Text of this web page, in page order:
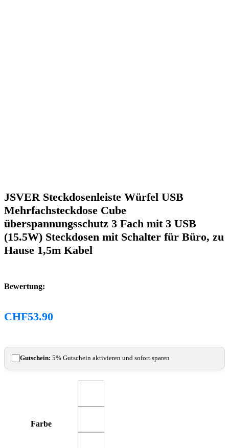
JSVER Steckdosenleiste Würfel USB
Mehrfachsteckdose Cube
überspannungsschutz 3 Fach mit 3 USB
(15.5W) Steckdosen mit Schalter für Büro, zu
Hause 1,5m Kabel
Bewertung:
CHF53.90
Gutschein: 5% Gutschein aktivieren und sofort sparen
Farbe